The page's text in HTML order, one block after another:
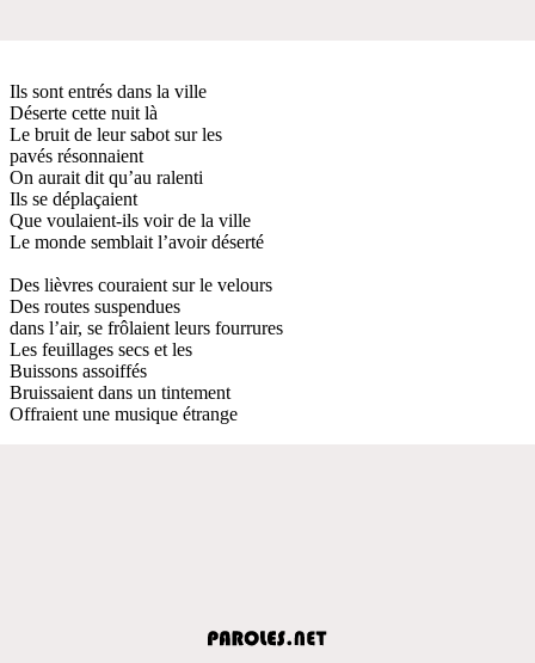
Ils sont entrés dans la ville
Déserte cette nuit là
Le bruit de leur sabot sur les
pavés résonnaient
On aurait dit qu’au ralenti
Ils se déplaçaient
Que voulaient-ils voir de la ville
Le monde semblait l’avoir déserté
Des lièvres couraient sur le velours
Des routes suspendues
dans l’air, se frôlaient leurs fourrures
Les feuillages secs et les
Buissons assoiffés
Bruissaient dans un tintement
Offraient une musique étrange